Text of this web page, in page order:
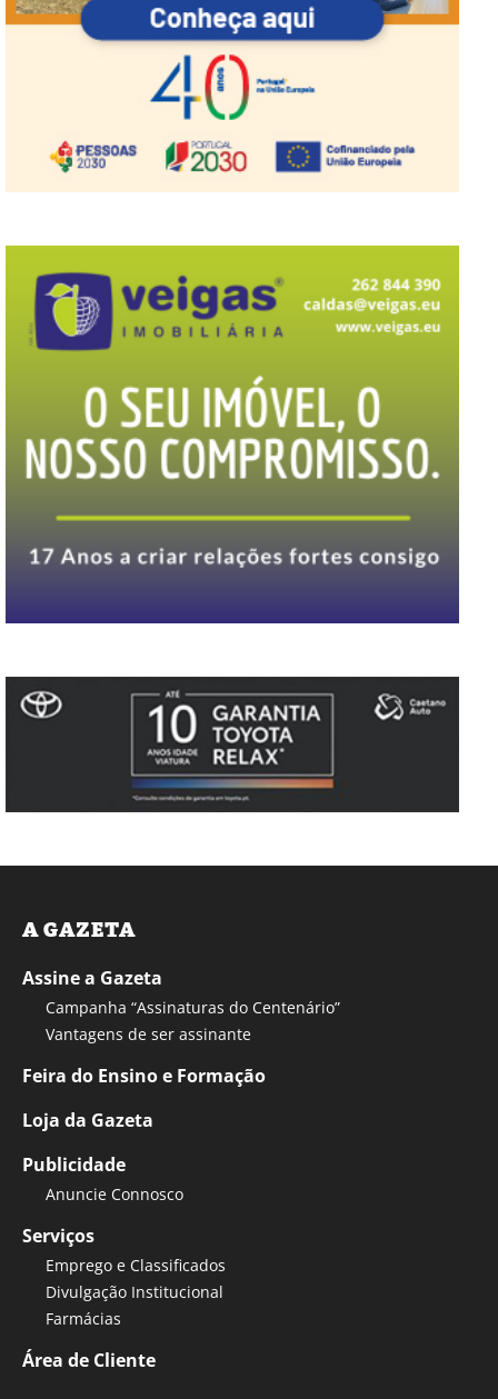
A GAZETA
Assine a Gazeta
Campanha “Assinaturas do Centenário”
Vantagens de ser assinante
Feira do Ensino e Formação
Loja da Gazeta
Publicidade
Anuncie Connosco
Serviços
Emprego e Classificados
Divulgação Institucional
Farmácias
Área de Cliente